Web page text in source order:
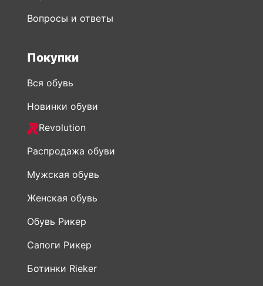
Новинки обуви
Revolution
Распродажа обуви
Мужская обувь
Женская обувь
Обувь Рикер
Сапоги Рикер
Ботинки Rieker
Сумки